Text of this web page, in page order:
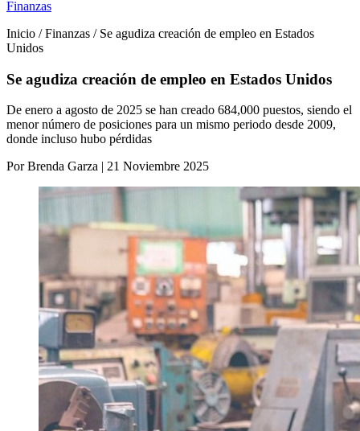
Finanzas
Inicio / Finanzas / Se agudiza creación de empleo en Estados
Unidos
Se agudiza creación de empleo en Estados Unidos
De enero a agosto de 2025 se han creado 684,000 puestos, siendo el
menor número de posiciones para un mismo periodo desde 2009,
donde incluso hubo pérdidas
Por Brenda Garza | 21 Noviembre 2025